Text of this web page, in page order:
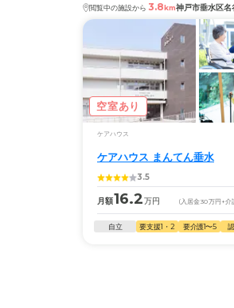
閲覧中の施設から 3.8km神戸市垂水区名
空室あり
ケアハウス
ケアハウス まんてん垂水
3.5
月額16.2万円 (入居金30万円 +介
自立 要支援1・2 要介護1〜5